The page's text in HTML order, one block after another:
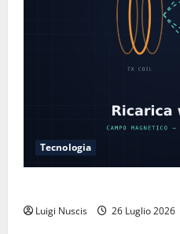
Tecnologia
Luigi Nuscis 26 Luglio 2026